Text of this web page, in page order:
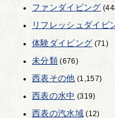
ファンダイビング
リフレッシュダイビ
体験ダイビング (71)
未分類(676)
西表その他 (1,157)
西表の水中 (319)
西表の汽水域(12)